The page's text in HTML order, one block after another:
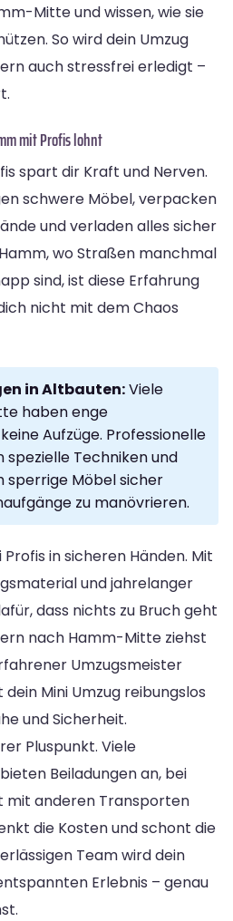
Mitte und wissen, wie sie
So wird dein Umzug
auch stressfrei erledigt –
mit Profis lohnt
spart dir Kraft und Nerven.
schwere Möbel, verpacken
und verladen alles sicher
wo Straßen manchmal
sind, ist diese Erfahrung
nicht mit dem Chaos
in Altbauten:Viele
haben enge
Aufzüge. Professionelle
spezielle Techniken und
sperrige Möbel sicher
zu manövrieren.
in sicheren Händen. Mit
und jahrelanger
dass nichts zu Bruch geht
nach Hamm-Mitte ziehst
Umzugsmeister
Mini Umzug reibungslos
und Sicherheit.
Pluspunkt. Viele
Beiladungen an, bei
mit anderen Transporten
die Kosten und schont die
Team wird dein
Erlebnis – genau